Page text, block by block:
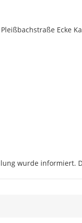
Ecke
wurde informiert.